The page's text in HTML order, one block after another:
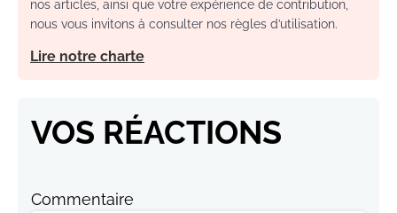
nos articles, ainsi que votre expérience de contribution,
nous vous invitons à consulter nos règles d’utilisation.
Lire notre charte
VOS RÉACTIONS
Commentaire